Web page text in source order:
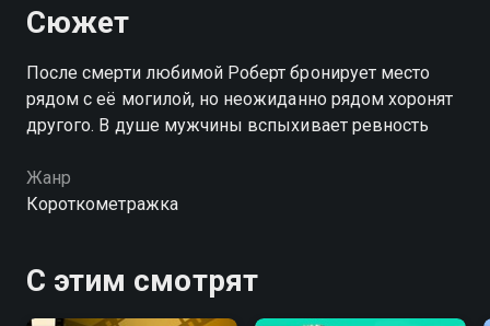
Сюжет
После смерти любимой Роберт бронирует место
рядом с её могилой, но неожиданно рядом хоронят
другого. В душе мужчины вспыхивает ревность
Жанр
Короткометражка
С этим смотрят